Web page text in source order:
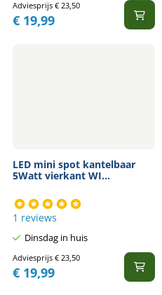
Adviesprijs €23,50
€19,99
LED mini spot kantelbaar
5Watt vierkant WI...
1 reviews
Dinsdag in huis
Adviesprijs €23,50
€19,99